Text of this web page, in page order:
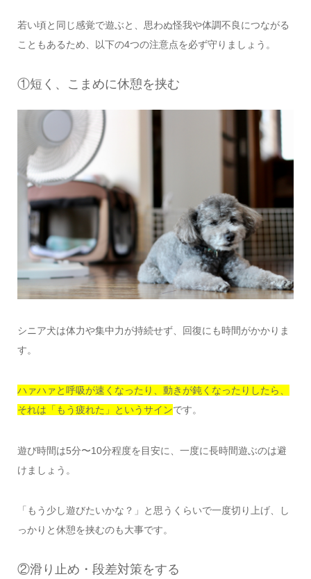
若い頃と同じ感覚で遊ぶと、思わぬ怪我や体調不良につながる
こともあるため、以下の4つの注意点を必ず守りましょう。
①短く、こまめに休憩を挟む
シニア犬は体力や集中力が持続せず、回復にも時間がかかりま
す。
ハァハァと呼吸が速くなったり、動きが鈍くなったりしたら、
それは「もう疲れた」というサインです。
遊び時間は5分〜10分程度を目安に、一度に長時間遊ぶのは避
けましょう。
「もう少し遊びたいかな？」と思うくらいで一度切り上げ、し
っかりと休憩を挟むのも大事です。
②滑り止め・段差対策をする